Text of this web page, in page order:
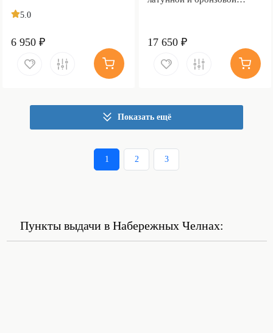
5.0
6 950 ₽ 17 650 ₽
Показать ещё
1 2 3
Пункты выдачи в Набережных Челнах: